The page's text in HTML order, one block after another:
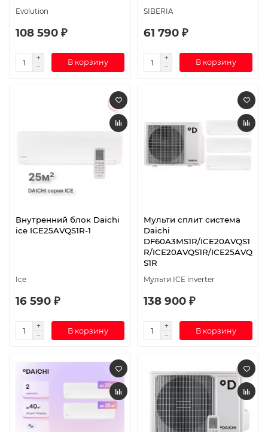
Evolution
108 590 ₽
В корзину
SIBERIA
61 790 ₽
В корзину
Внутренний блок Daichi
ice ICE25AVQS1R-1
Ice
16 590 ₽
В корзину
Мульти сплит система
Daichi
DF60A3MS1R/ICE20AVQS1
R/ICE20AVQS1R/ICE25AVQ
S1R
Мульти ICE inverter
138 900 ₽
В корзину